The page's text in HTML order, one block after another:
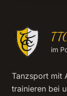
im
Tanzsport mit
trainieren bei